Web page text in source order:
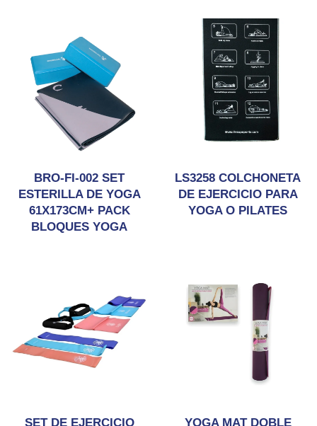
BRO-FI-002 SET
ESTERILLA DE YOGA
61X173CM+ PACK
BLOQUES YOGA
LS3258 COLCHONETA
DE EJERCICIO PARA
YOGA O PILATES
SET DE EJERCICIO
YOGA MAT DOBLE